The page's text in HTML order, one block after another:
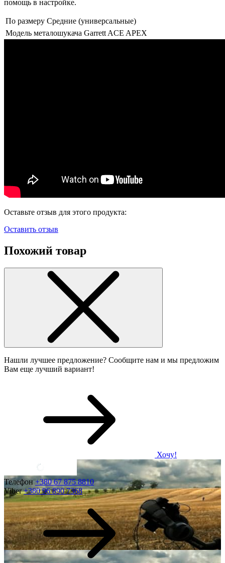
помощь в настройке.
По размеру Средние (универсальные)
Модель металошукача Garrett ACE APEX
Оставьте отзыв для этого продукта:
Оставить отзыв
Похожий товар
Нашли лучшее предложение? Сообщите нам и мы предложим
Вам еще лучший вариант!
Хочу!
Телефон+380 67 875 8810
Viber+380 96 890 7368